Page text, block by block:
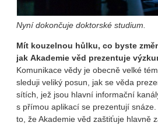
Nyní dokončuje doktorské studium.
Mít kouzelnou hůlku, co byste
jak Akademie věd prezentuje
Komunikace vědy je obecně velké
sleduji veliký posun, jak se věda
sítích, jež jsou hlavní informační
s přímou aplikací se prezentují
to, že Akademie věd zaštiťuje hlavně